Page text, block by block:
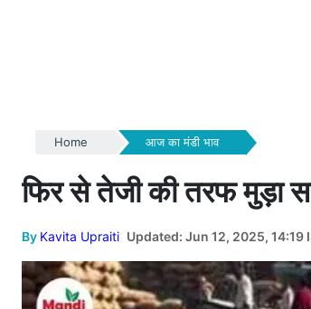
Home आज का मंडी भाव
फिर से तेजी की तरफ मुड़ा
By Kavita Upraiti Updated: Jun 12, 2025, 14:19